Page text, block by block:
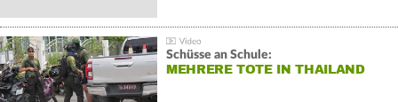
Schüsse an Schule:
MEHRERE TOTE IN THAILAND